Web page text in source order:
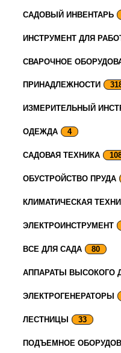
САДОВЫЙ ИНВЕНТАРЬ
ИНСТРУМЕНТ ДЛЯ
СВАРОЧНОЕ
ПРИНАДЛЕЖНОСТИ
ИЗМЕРИТЕЛЬНЫЙ
ОДЕЖДА 4
САДОВАЯ ТЕХНИКА
ОБУСТРОЙСТВО ПРУДА
КЛИМАТИЧЕСКАЯ
ЭЛЕКТРОИНСТРУМЕНТ
ВСЕ ДЛЯ САДА 80
АППАРАТЫ ВЫСОКОГО
ЭЛЕКТРОГЕНЕРАТОРЫ
ЛЕСТНИЦЫ 33
ПОДЪЕМНОЕ